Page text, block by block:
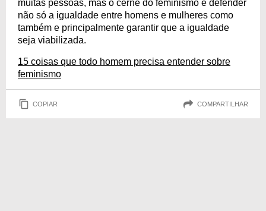
muitas pessoas, mas o cerne do feminismo é defender
não só a igualdade entre homens e mulheres como
também e principalmente garantir que a igualdade
seja viabilizada.
15 coisas que todo homem precisa entender sobre
feminismo
COPIAR COMPARTILHAR